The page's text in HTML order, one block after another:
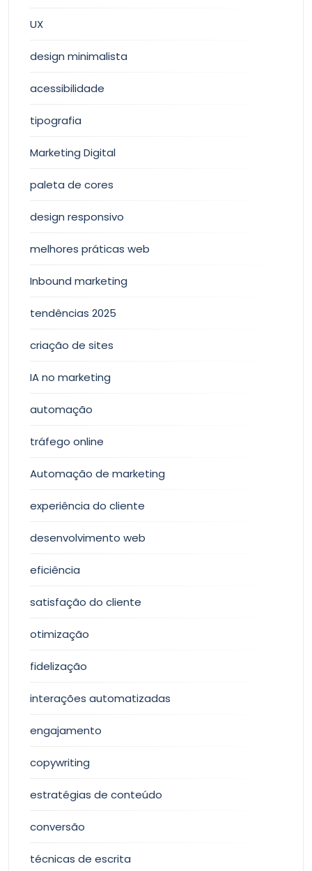
UX
design minimalista
acessibilidade
tipografia
Marketing Digital
paleta de cores
design responsivo
melhores práticas web
Inbound marketing
tendências 2025
criação de sites
IA no marketing
automação
tráfego online
Automação de marketing
experiência do cliente
desenvolvimento web
eficiência
satisfação do cliente
otimização
fidelização
interações automatizadas
engajamento
copywriting
estratégias de conteúdo
conversão
técnicas de escrita